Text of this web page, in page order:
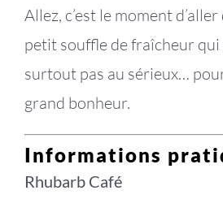
Allez, c’est le moment
petit souffle de fraîcheur qui
surtout pas au sérieux…
grand bonheur.
Informations
Rhubarb Café